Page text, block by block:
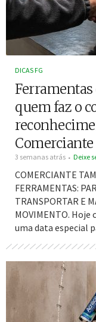
DICAS FG
quem faz o
Comerciante
3 semanas atrás Deixe
COMERCIANTE
FERRAMENTAS:
TRANSPORTAR E
MOVIMENTO.
uma data especial